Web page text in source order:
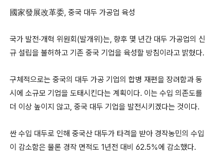
國家發展改革委, 중국 대두 가공업 육성
국가 발전·개혁 위원회(발개위)는, 향후 몇 년간 대두 가공업의 신
규 설립을 불허하고 기존 중국 기업을 육성할 방침이라고 밝혔다.
구체적으로는 중국의 대두 가공 기업의 합병 재편을 장려함과 동
시에 소규모 기업을 도태시킨다는 계획이다. 이는 수입 의존도를
더 이상 높이지 않고, 중국 대두 기업을 발전시키겠다는 것이다.
싼 수입 대두로 인해 중국산 대두가 타격을 받아 경작농민의 수입
이 감소함은 물론 경작 면적도 1년전 대비 62.5％에 감소했다.